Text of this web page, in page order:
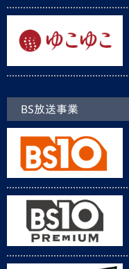
BS放送事業